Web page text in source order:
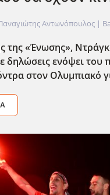
Αντωνόπουλος |
της «Ένωσης»,
δηλώσεις ενόψει του
στον Ολυμπιακό